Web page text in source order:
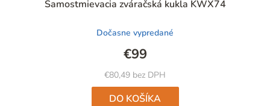
Samostmievacia zváračská kukla KWX74
hodnotenie
je
5,0
z
5
hviezdičiek.
Dočasne vypredané
€80,49 bez DPH
€99
DO KOŠÍKA